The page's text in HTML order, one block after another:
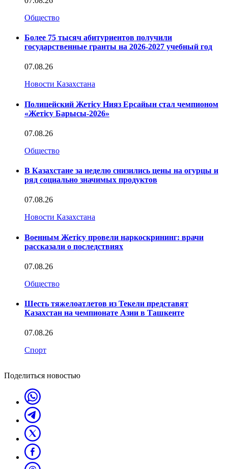
Общество
Более 75 тысяч абитуриентов получили
государственные гранты на 2026-2027 учебный год
07.08.26
Новости Казахстана
Полицейский Жетісу Нияз Ерсайын стал чемпионом
«Жетісу Барысы-2026»
07.08.26
Общество
В Казахстане за неделю снизились цены на огурцы и
ряд социально значимых продуктов
07.08.26
Новости Казахстана
Военным Жетісу провели наркоскрининг: врачи
рассказали о последствиях
07.08.26
Общество
Шесть тяжелоатлетов из Текели представят
Казахстан на чемпионате Азии в Ташкенте
07.08.26
Спорт
Поделиться новостью